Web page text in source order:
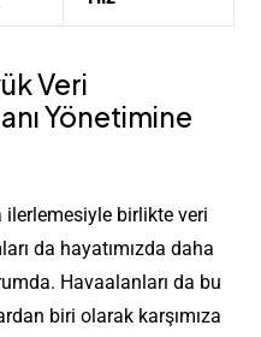
Veri
Yönetimine
birlikte veri
da hayatımızda daha
Havaalanları da bu
biri olarak karşımıza